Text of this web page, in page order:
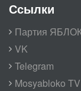
Ссылки
Партия
VK
Telegram
Mosyabloko TV